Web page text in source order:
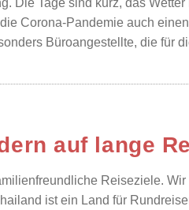
Die Tage sind kurz, das
Corona-Pandemie auch
Büroangestellte, die für
auf lange
Reiseziele.
ist ein Land für